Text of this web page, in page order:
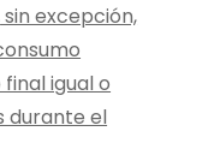
excepción,
igual o
durante el